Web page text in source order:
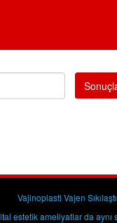
Vajinoplasti Vajen
estetik ameliyatlar da aynı